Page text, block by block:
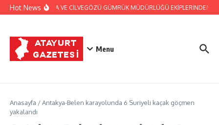
İçeriğe atla
Hot NewsJANDARMA VE CİLVEGÖZÜ GÜMRÜK MÜDÜRLÜĞÜ EKİPLERİNDEN
Menu
Anasayfa /Antakya-Belen karayolunda 6 Suriyeli kaçak göçmen
yakalandı